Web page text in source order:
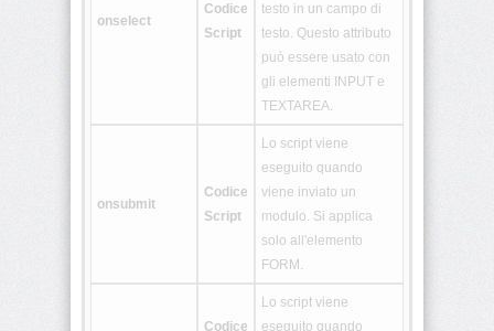
onselect
Codice
Script
testo in un campo di
testo. Questo attributo
può essere usato con
gli elementi INPUT e
TEXTAREA.
onsubmit
Codice
Script
Lo script viene
eseguito quando
viene inviato un
modulo. Si applica
solo all'elemento
FORM.
Codice
Lo script viene
eseguito quando